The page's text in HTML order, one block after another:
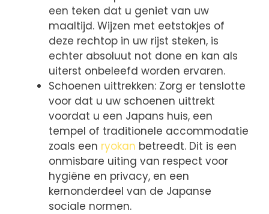
een teken dat u geniet van uw
maaltijd. Wijzen met eetstokjes of
deze rechtop in uw rijst steken, is
echter absoluut not done en kan als
uiterst onbeleefd worden ervaren.
Schoenen uittrekken: Zorg er tenslotte
voor dat u uw schoenen uittrekt
voordat u een Japans huis, een
tempel of traditionele accommodatie
zoals een ryokan betreedt. Dit is een
onmisbare uiting van respect voor
hygiëne en privacy, en een
kernonderdeel van de Japanse
sociale normen.